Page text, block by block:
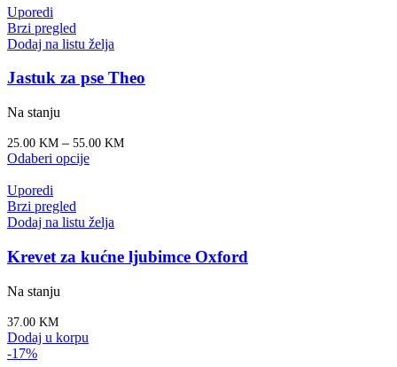
Uporedi
Brzi pregled
Dodaj na listu želja
Jastuk za pse Theo
Na stanju
25.00 KM – 55.00 KM
Odaberi opcije
Uporedi
Brzi pregled
Dodaj na listu želja
Krevet za kućne ljubimce Oxford
Na stanju
37.00 KM
Dodaj u korpu
-17%